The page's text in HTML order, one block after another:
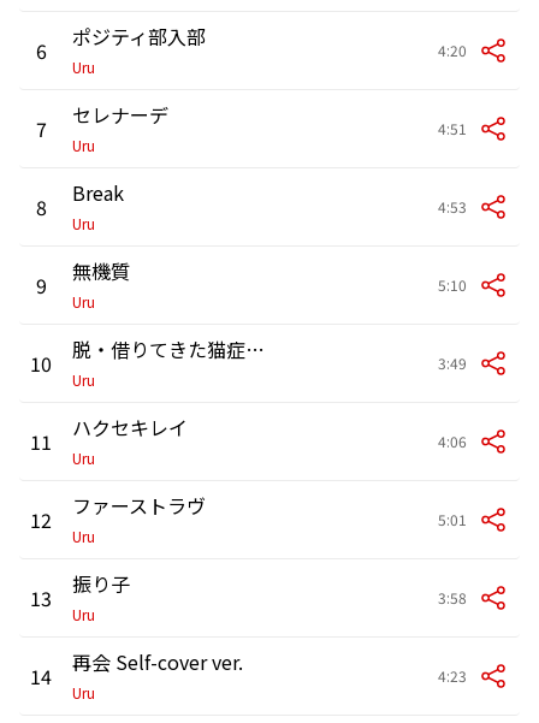
6 ポジティ部入部
Uru
4:20
7 セレナーデ
Uru
4:51
8 Break
Uru
4:53
9 無機質
Uru
5:10
10 脱・借りてきた猫症候群
Uru
3:49
11 ハクセキレイ
Uru
4:06
12 ファーストラヴ
Uru
5:01
13 振り子
Uru
3:58
14 再会 Self-cover ver.
Uru
4:23